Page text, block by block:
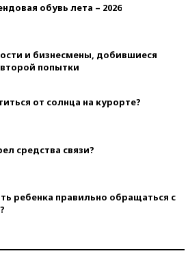
обувь лета – 2026
и бизнесмены, добившиеся
второй попытки
от солнца на курорте?
средства связи?
ребенка правильно обращаться с